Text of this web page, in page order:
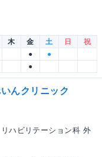
木 金 土 日
祝
●
●
●
んクリニック
ハビリテーション科 外